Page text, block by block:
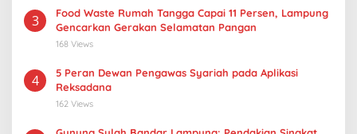
3
Food Waste Rumah Tangga Capai 11 Persen, Lampung
Gencarkan Gerakan Selamatan Pangan
168 Views
4
5 Peran Dewan Pengawas Syariah pada Aplikasi
Reksadana
162 Views